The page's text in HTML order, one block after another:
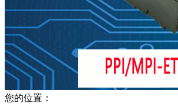
您的位置：